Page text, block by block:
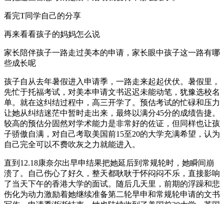
看完T同学自己的分享
再来看看孩子的妈妈怎么说
家长陪伴孩子一路走过美本的申请，家长眼中孩子这一路有哪
些成长呢
孩子自从去年暑假进入申请季，一路走来起起伏伏。暑假里，
先忙于托福考试，对美本申请文书迟迟未能动笔，犹豫选校名
单。就在这纠结过程中，高三开学了。预估考试的忙碌和压力
让她从纠结迷茫中暂时走出来，最终以满分45分的成绩告捷。
较高的预估分固然对学术能力是非常好的佐证，但同样也让孩
子骄傲自满，对自己考取美国前15至20的大学充满希望，认为
自己完全可以不费吹灰之力就能进入。
直到12.18康奈尔出早申结果把她延后到常规轮时，她瞬间崩
溃了。自己伤心了好久，整天都耿耿于怀闷闷不乐，直接影响
了当天下午的香港大学的面试。随后几天里，前期的浮躁和悲
伤化为动力激励着她继续准备第二轮早申和常规轮申请的文书